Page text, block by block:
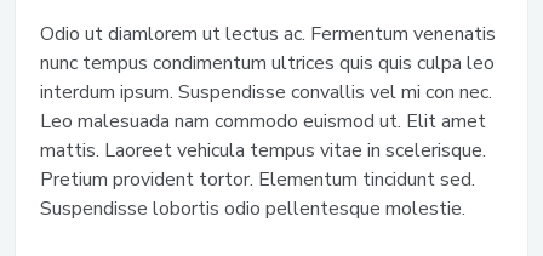
Odio ut diamlorem ut lectus ac. Fermentum venenatis
nunc tempus condimentum ultrices quis quis culpa leo
interdum ipsum. Suspendisse convallis vel mi con nec.
Leo malesuada nam commodo euismod ut. Elit amet
mattis. Laoreet vehicula tempus vitae in scelerisque.
Pretium provident tortor. Elementum tincidunt sed.
Suspendisse lobortis odio pellentesque molestie.